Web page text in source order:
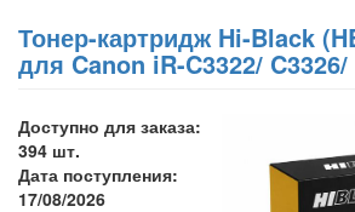
Тонер-картридж Hi-Black
для Canon iR-C3322/
Доступно для заказа:
394 шт.
Дата поступления:
17/08/2026